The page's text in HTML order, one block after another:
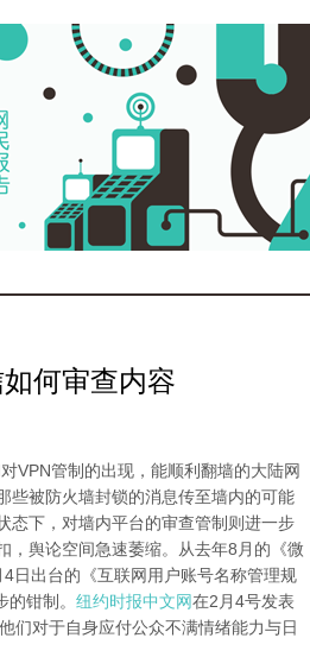
何审查内容
VPN管制的出现，能顺利翻墙的大陆网
些被防火墙封锁的消息传至墙内的可能
态下，对墙内平台的审查管制则进一步
，舆论空间急速萎缩。从去年8月的《微
日出台的《互联网用户账号名称管理规
钳制。 纽约时报中文网在2月4号发表
们对于自身应付公众不满情绪能力与日